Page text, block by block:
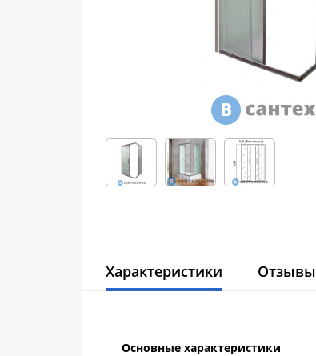
Характеристики Отзывы
Основные характеристики